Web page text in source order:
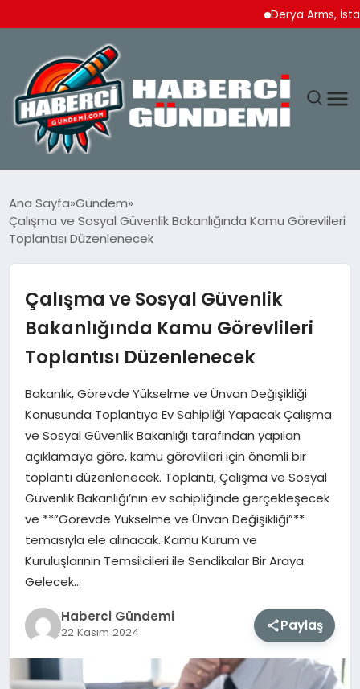
Derya Arms,
YAŞAM
EKONOMI
DÜNYA
MAGAZIN
EĞITIM
SAĞLIK
TEKNOLOJI
Ana Sayfa Gündem
Çalışma ve Sosyal Güvenlik Bakanlığında Kamu Görevlileri
Toplantısı Düzenlenecek
Çalışma ve Sosyal Güvenlik
Bakanlığında Kamu Görevlileri
Toplantısı Düzenlenecek
Bakanlık, Görevde Yükselme ve Ünvan Değişikliği
Konusunda Toplantıya Ev Sahipliği Yapacak Çalışma
ve Sosyal Güvenlik Bakanlığı tarafından yapılan
açıklamaya göre, kamu görevlileri için önemli bir
toplantı düzenlenecek. Toplantı, Çalışma ve Sosyal
Güvenlik Bakanlığı’nın ev sahipliğinde gerçekleşecek
ve **”Görevde Yükselme ve Ünvan Değişikliği”**
temasıyla ele alınacak. Kamu Kurum ve
Kuruluşlarının Temsilcileri ile Sendikalar Bir Araya
Gelecek…
Haberci Gündemi
22 Kasım 2024 Paylaş